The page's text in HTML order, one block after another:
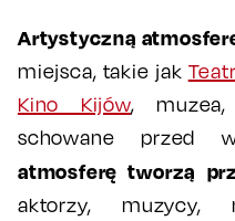
Artystyczną
miejsca, takie jak
Kino Kijów,
schowane przed
atmosferę tworzą
aktorzy, muzycy,